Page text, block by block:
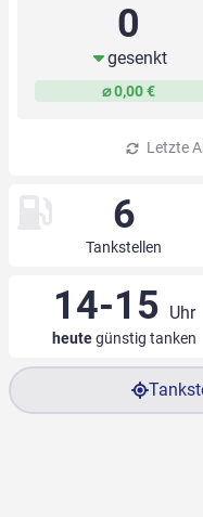
0
gesenkt
⌀ 0,00 €
Letzte
6
Tankstellen
14-15 Uhr
heutegünstig tanken